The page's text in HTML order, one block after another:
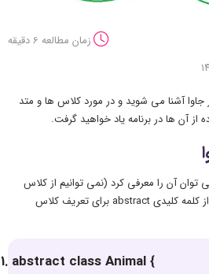
زمان مطالعه 6 دقیقه
جاوا آشنا می شوید و در مورد کلاس ها و متد
آن را معرفی کرد (نمی توانیم از کلاس
انتزاعی شی ایجاد کنیم). در جاوا از کلمه کلیدی abstract برای تعریف کلاس
abstract class Animal {